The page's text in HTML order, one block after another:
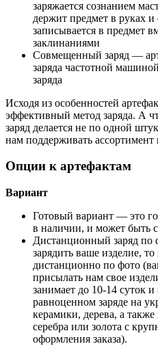
заряжается сознанием
держит предмет в руках и
записывается в предмет
заклинаниями
Совмещенный заряд —
заряда частотной
заряда
Исходя из особенностей
эффективный метод заряда. А
заряд делается не по одной
нам поддерживать ассортимент
Опции к артефактам
Вариант
Готовый вариант — это
в наличии, и может быть
Дистанционный заряд по
зарядить ваше изделие,
дистанционно по фото
присылать нам свое
занимает до 10-14 суток
равноценном заряде на
керамики, дерева, а
серебра или золота с
оформления заказа).